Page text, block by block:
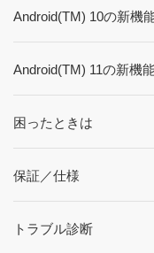
Android(TM) 10の新機
Android(TM) 11の新機
困ったときは
保証／仕様
トラブル診断